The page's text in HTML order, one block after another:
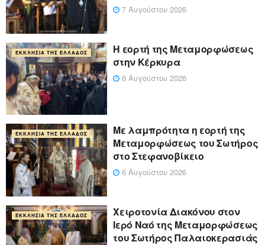
7 Αυγούστου 2026
ΕΚΚΛΗΣΊΑ ΤΗΣ ΕΛΛΆΔΟΣ
Η εορτή της Μεταμορφώσεως
στην Κέρκυρα
6 Αυγούστου 2026
ΕΚΚΛΗΣΊΑ ΤΗΣ ΕΛΛΆΔΟΣ
Με λαμπρότητα η εορτή της
Μεταμορφώσεως του Σωτήρος
στο Στεφανοβίκειο
6 Αυγούστου 2026
ΕΚΚΛΗΣΊΑ ΤΗΣ ΕΛΛΆΔΟΣ
Χειροτονία Διακόνου στον
Ιερό Ναό της Μεταμορφώσεως
του Σωτήρος Παλαιοκερασιάς